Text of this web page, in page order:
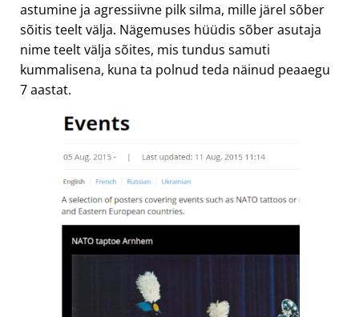
astumine ja agressiivne pilk silma, mille järel sõber
sõitis teelt välja. Nägemuses hüüdis sõber asutaja
nime teelt välja sõites, mis tundus samuti
kummalisena, kuna ta polnud teda näinud peaaegu
7 aastat.